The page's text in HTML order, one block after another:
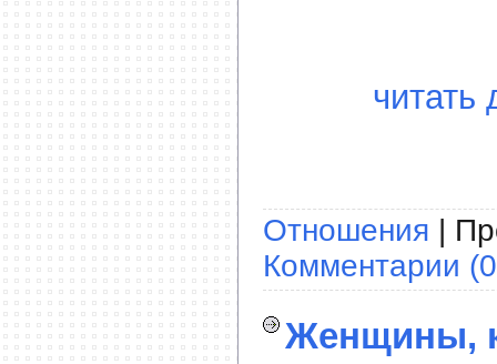
читать
Отношения |
Комментарии
Женщины,